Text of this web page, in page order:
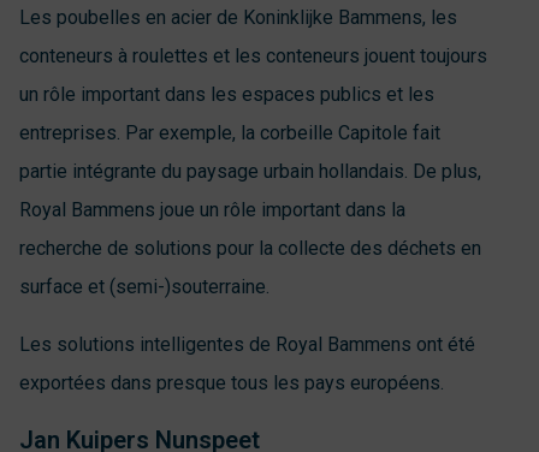
Les poubelles en acier de Koninklijke Bammens, les
conteneurs à roulettes et les conteneurs jouent toujours
un rôle important dans les espaces publics et les
entreprises. Par exemple, la corbeille Capitole fait
partie intégrante du paysage urbain hollandais. De plus,
Royal Bammens joue un rôle important dans la
recherche de solutions pour la collecte des déchets en
surface et (semi-)souterraine.
Les solutions intelligentes de Royal Bammens ont été
exportées dans presque tous les pays européens.
Jan Kuipers Nunspeet